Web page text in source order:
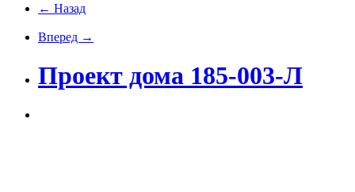
← Назад
Вперед →
Проект дома 185-003-Л